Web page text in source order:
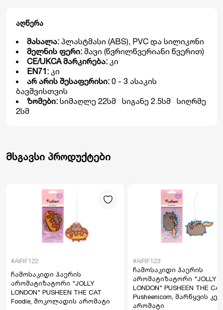
აღწერა
მასალა: პლასტმასი (ABS), PVC და სილიკონი
მელნის ფერი: შავი (წვრილწვერიანი წვერით)
CE/UKCA მარკირება: კი
EN71: კი
არ არის შესაფერისი: 0 - 3 ასაკის
ბავშვისთვის
ზომები: სიმაღლე 22სმ სიგანე 2.5სმ სიღრმე
2სმ
მსგავსი პროდუქტები
#AIRF122
ჩამოსაკიდი ჰაერის
არომატიზატორი "JOLLY
LONDON" PUSHEEN THE CAT
Foodie, შოკოლადის არომატი
#AIRF123
ჩამოსაკიდი ჰაერის
არომატიზატორი "JOLLY
LONDON" PUSHEEN THE CAT
Pusheenicorn, მარწყვის
არომატი